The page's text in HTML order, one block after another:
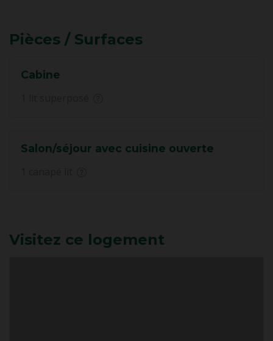
Pièces / Surfaces
Cabine
Salon/séjour avec cuisine ouverte
Visitez ce logement